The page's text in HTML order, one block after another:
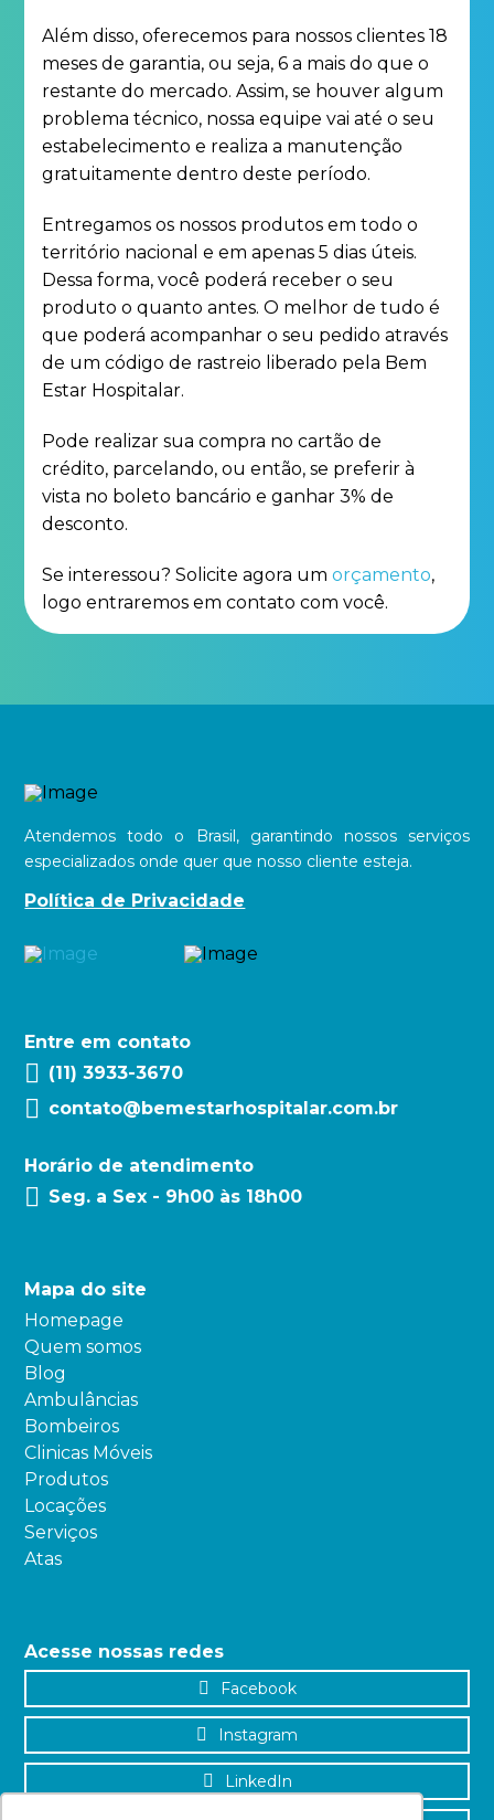
Além disso, oferecemos para nossos clientes 18
meses de garantia, ou seja, 6 a mais do que o
restante do mercado. Assim, se houver algum
problema técnico, nossa equipe vai até o seu
estabelecimento e realiza a manutenção
gratuitamente dentro deste período.
Entregamos os nossos produtos em todo o
território nacional e em apenas 5 dias úteis.
Dessa forma, você poderá receber o seu
produto o quanto antes. O melhor de tudo é
que poderá acompanhar o seu pedido através
de um código de rastreio liberado pela Bem
Estar Hospitalar.
Pode realizar sua compra no cartão de
crédito, parcelando, ou então, se preferir à
vista no boleto bancário e ganhar 3% de
desconto.
Se interessou? Solicite agora umorçamento,
logo entraremos em contato com você.
Atendemos todo o Brasil, garantindo nossos serviços
especializados onde quer que nosso cliente esteja.
Política de Privacidade
Entre em contato
(11) 3933-3670
contato@bemestarhospitalar.com.br
Horário de atendimento
Seg. a Sex - 9h00 às 18h00
Mapa do site
Homepage
Quem somos
Blog
Ambulâncias
Bombeiros
Clinicas Móveis
Produtos
Locações
Serviços
Atas
Acesse nossas redes
Facebook
Instagram
LinkedIn